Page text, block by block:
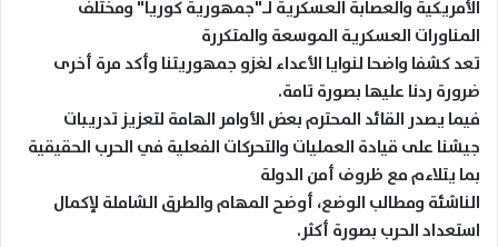
الأمريكية والعصابة العسكرية لـ"جمهورية كوريا" ومختلف
المناورات العسكرية الموسعة والمتكررة
تعد كشفا واضحا لنوايا الأعداء لغزو جمهوريتنا وأكد مرة أخرى
ضرورة ردنا عليها بصورة تامة.
فيما يصدر القائد المحترم بعض الأوامر الهامة لتعزيز تدريبات
جيشنا على قيادة العمليات والتحركات الفعلية في الحرب الحقيقية
بما يتلاءم مع ظروف أمن الدولة
الناشئة ومطالب الوضع، أوضح المهام والطرق الشاملة لإكمال
استعداد الحرب بصورة أكثر.